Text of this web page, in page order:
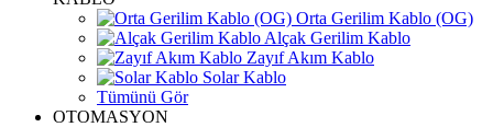
Orta Gerilim Kablo (OG)
Alçak Gerilim Kablo
Zayıf Akım Kablo
Solar Kablo
Tümünü Gör
OTOMASYON